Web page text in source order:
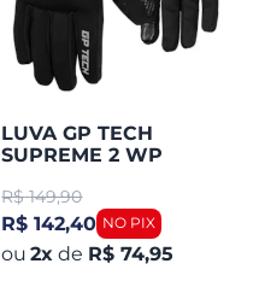
LUVA GP TECH
SUPREME 2 WP
R$ 149,90
R$ 142,40
2x de R$ 74,95